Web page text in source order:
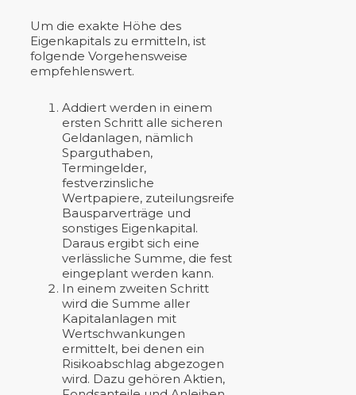
Um die exakte Höhe des
Eigenkapitals zu ermitteln, ist
folgende Vorgehensweise
empfehlenswert.
Addiert werden in einem
ersten Schritt alle sicheren
Geldanlagen, nämlich
Sparguthaben,
Termingelder,
festverzinsliche
Wertpapiere, zuteilungsreife
Bausparverträge und
sonstiges Eigenkapital.
Daraus ergibt sich eine
verlässliche Summe, die fest
eingeplant werden kann.
In einem zweiten Schritt
wird die Summe aller
Kapitalanlagen mit
Wertschwankungen
ermittelt, bei denen ein
Risikoabschlag abgezogen
wird. Dazu gehören Aktien,